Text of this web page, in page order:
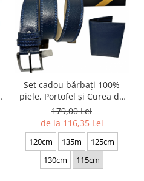
Set cadou bărbați 100%
piele, Portofel și Curea de
pantaloni, culoare
bleomarin cu striatii, F-
2106-4
179,00 Lei
de la 116,35 Lei
120cm 135m
125cm
130cm
115cm